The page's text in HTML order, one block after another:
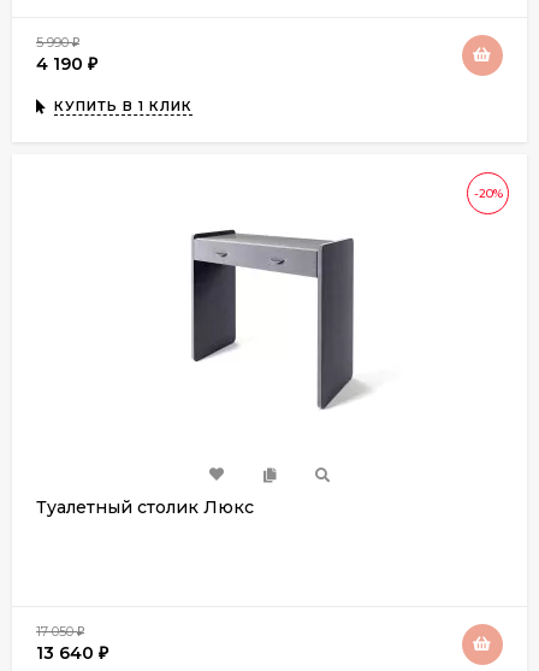
5 990₽
4 190 ₽
КУПИТЬ В 1 КЛИК
-20%
Туалетный столик Люкс
17 050₽
13 640 ₽